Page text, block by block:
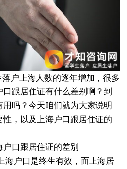
户上海人数的逐年增加，很多
跟居住证有什么差别啊？到
吗？今天咱们就为大家说明
，以及上海户口跟居住证的
口跟居住证的差别
海户口是终生有效，而上海居